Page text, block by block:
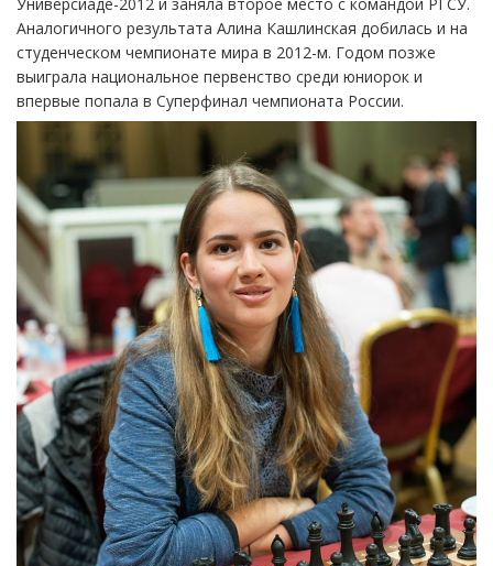
Аналогичного результата Алина Кашлинская добилась и на
студенческом чемпионате мира в 2012-м. Годом позже
выиграла национальное первенство среди юниорок и
впервые попала в Суперфинал чемпионата России.